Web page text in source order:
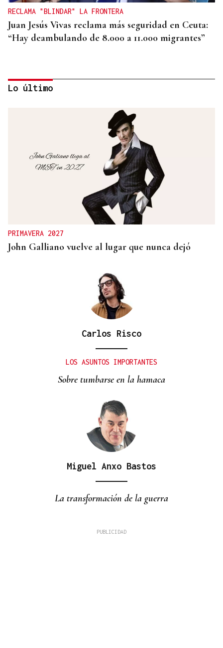
RECLAMA "BLINDAR" LA FRONTERA
Juan Jesús Vivas reclama más seguridad en Ceuta:
“Hay deambulando de 8.000 a 11.000 migrantes”
Prisión sin fianza para el hombre que asesinó a su
mujer en un centro comercial de Murcia
Lo último
PRIMAVERA 2027
John Galliano vuelve al lugar que nunca dejó
Carlos Risco
LOS ASUNTOS IMPORTANTES
Sobre tumbarse en la hamaca
Miguel Anxo Bastos
La transformación de la guerra